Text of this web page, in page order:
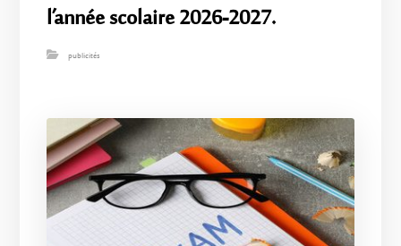
l’année scolaire 2026-2027.
publicités